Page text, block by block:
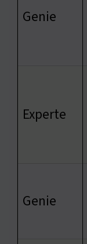
Genie
Experte
Genie